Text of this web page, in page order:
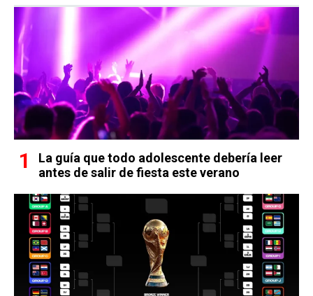
La guía que todo adolescente debería leer
antes de salir de fiesta este verano